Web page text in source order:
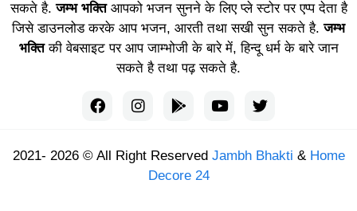
सकते है.जम्भ भक्तिआपको भजन सुनने के लिए प्ले स्टोर पर एप्प देता है
जिसे डाउनलोड करके आप भजन, आरती तथा सखी सुन सकते है.जम्भ
भक्तिकी वेबसाइट पर आप जाम्भोजी के बारे में, हिन्दू धर्म के बारे जान
सकते है तथा पढ़ सकते है.
2021- 2026 © All Right Reserved Jambh Bhakti & Home
Decore 24